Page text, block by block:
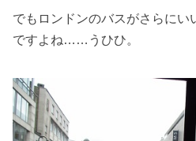
でもロンドンのバスがさらにい
ですよね……うひひ。